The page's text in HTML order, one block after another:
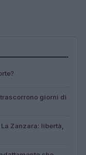
giorni di
Zanzara: libertà,